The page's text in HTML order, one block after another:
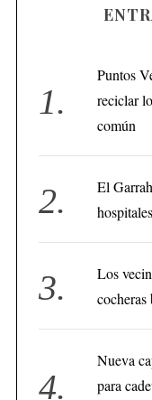
Puntos
reciclar
común
El
Los
Nueva
para